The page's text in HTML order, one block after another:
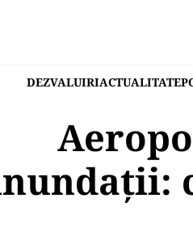
DEZVALUIRIACTUALITATE